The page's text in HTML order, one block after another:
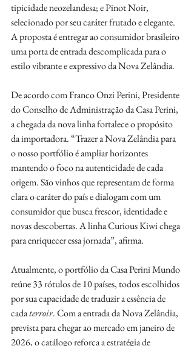
tipicidade neozelandesa; e Pinot Noir,
selecionado por seu caráter frutado e elegante.
A proposta é entregar ao consumidor brasileiro
uma porta de entrada descomplicada para o
estilo vibrante e expressivo da Nova Zelândia.
De acordo com Franco Onzi Perini, Presidente
do Conselho de Administração da Casa Perini,
a chegada da nova linha fortalece o propósito
da importadora. “Trazer a Nova Zelândia para
o nosso portfólio é ampliar horizontes
mantendo o foco na autenticidade de cada
origem. São vinhos que representam de forma
clara o caráter do país e dialogam com um
consumidor que busca frescor, identidade e
novas descobertas. A linha Curious Kiwi chega
para enriquecer essa jornada”, afirma.
Atualmente, o portfólio da Casa Perini Mundo
reúne 33 rótulos de 10 países, todos escolhidos
por sua capacidade de traduzir a essência de
cada terroir. Com a entrada da Nova Zelândia,
prevista para chegar ao mercado em janeiro de
2026, o catálogo reforça a estratégia de